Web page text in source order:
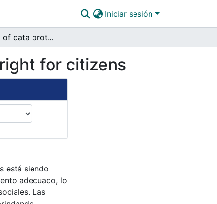
Iniciar sesión
Importance of data protection as a fundamental right for citizens
for citizens
está siendo
adecuado, lo
Las